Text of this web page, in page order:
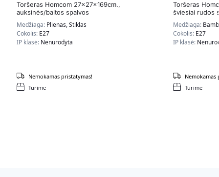
Toršeras Homcom 27x27x169cm.,
auksinės/baltos spalvos
Medžiaga: Plienas, Stiklas
Cokolis: E27
IP klasė: Nenurodyta
Turime
Nemokamas pristatymas!
Toršeras
šviesiai rudos
Medžiaga:
Cokolis: E27
IP klasė:
Turime
Nemokamas